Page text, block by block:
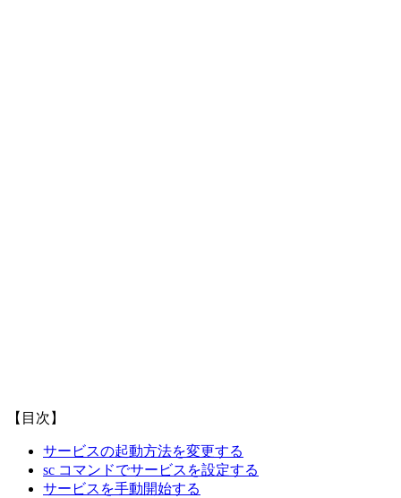
【目次】
サービスの起動方法を変更する
sc コマンドでサービスを設定する
サービスを手動開始する